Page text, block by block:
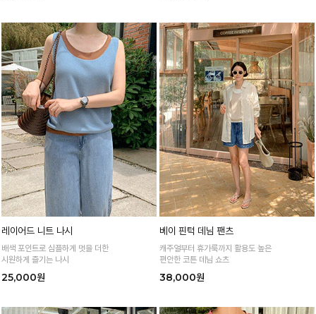
레이어드 니트 나시
배색 포인트로 심플하게 멋을 더한
시원하게 즐기는 나시
25,000원
베이 핀턱 데님 팬츠
캐주얼부터 휴가룩까지 활용도 높은
편안한 코튼 데님 쇼츠
38,000원